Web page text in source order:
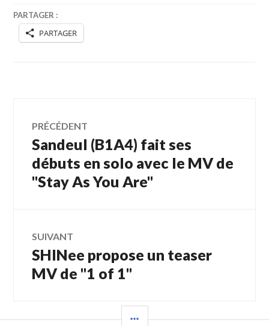
PARTAGER :
PARTAGER
Navigation
de
l’article
PRÉCÉDENT
Article
précédent :
Sandeul (B1A4) fait ses
débuts en solo avec le MV de
"Stay As You Are"
SUIVANT
Article
Suivant:
SHINee propose un teaser
MV de "1 of 1"